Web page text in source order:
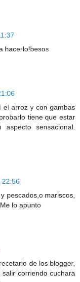
hacerlo!besos
el arroz y con gambas
tiene que estar
sensacional.
22:56
pescados,o mariscos,
lo apunto
de los blogger,
corriendo cuchara